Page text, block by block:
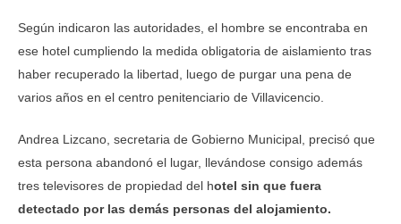
Según indicaron las autoridades, el hombre se encontraba en
ese hotel cumpliendo la medida obligatoria de aislamiento tras
haber recuperado la libertad, luego de purgar una pena de
varios años en el centro penitenciario de Villavicencio.
Andrea Lizcano, secretaria de Gobierno Municipal, precisó que
esta persona abandonó el lugar, llevándose consigo además
tres televisores de propiedad del hotel sin que fuera
detectado por las demás personas del alojamiento.